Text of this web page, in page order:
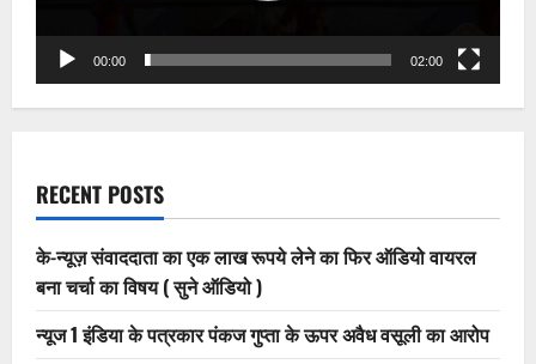
00:00 02:00
RECENT POSTS
के-न्यूज़ संवाददाता का एक लाख रूपये लेने का फिर ऑडियो वायरल
बना चर्चा का विषय ( सुने ऑडियो )
न्यूज 1 इंडिया के पत्रकार पंकज गुप्ता के ऊपर अवैध वसूली का आरोप